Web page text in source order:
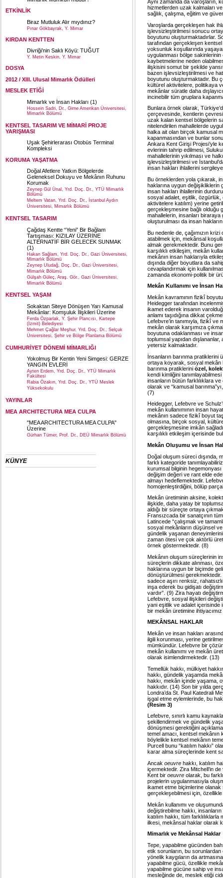
ETKİNLİK
Biraz Mutluluk Alır mıydınız?
Pınar Gökbayrak, Y. Mimar
KIRDAN KENTTEN
Divriği’nin Saklı Köyü: TUĞUT
Y. Metin Keskin, Y. Mimar
DOSYA
2012 / XIII. Ulusal Mimarlık Ödülleri
MESLEK ETİĞİ
Mimarlık ve İnsan Hakları (1)
Hossein Sadri, Dr., Girne Amerikan Üniversitesi,
Mimarlık Bölümü
KENTSEL TASARIM VE MİMARİ PROJE
YARIŞMASI
Uşak Şehirlerarası Otobüs Terminal
Kompleksi
KORUMA YAŞATMA
Doğal Afetlere Yatkın Bölgelerde
Geleneksel Dokuyu ve Mekânın Ruhunu
Korumak
Zeynep Gül Ünal, Yrd. Doç. Dr., YTÜ Mimarlık
Bölümü
Meltem Vatan, Yrd. Doç. Dr., İstanbul Aydın
Üniversitesi, Mimarlık Bölümü
KENTSEL TASARIM
Çağdaş Kentte “Yeni” Bir Bağlam
Tartışması: KIZILAY ÜZERİNE
ALTERNATİF BİR GELECEK SUNMAK
(1)
Hakan Sağlam, Yrd. Doç. Dr., Gazi Üniversitesi,
Mimarlık Bölümü
Zeynep Uludağ, Doç. Dr., Gazi Üniversitesi,
Mimarlık Bölümü
Gülşah Güleç, Araş. Gör., Gazi Üniversitesi,
Mimarlık Bölümü
KENTSEL YAŞAM
Sokaktan Siteye Dönüşen Yarı Kamusal
Mekânlar: Komşuluk İlişkileri Üzerine
Ferda Özparlak, Y. Şehir Plancısı, Kartepe
(İzmit) Belediyesi
Mehmet Çağlar Meşhur, Yrd. Doç. Dr., Selçuk
Üniversitesi, Şehir ve Bölge Planlama Bölümü
CUMHURİYET DÖNEMİ MİMARLIĞI
Yokolmuş Bir Kentin Yeni Simgesi: GERZE
YANGIN EVLERİ
Ayten Erdem, Yrd. Doç. Dr., YTÜ Mimarlık
Fakültesi
Rabia Özakın, Yrd. Doç. Dr., YTÜ Meslek
Yüksekokulu
YAYINLAR
MEA ARCHITECTURA MEA CULPA
"MEA ARCHITECTURA MEA CULPA"
Üzerine
Gürhan Tümer, Prof. Dr., DEÜ Mimarlık Bölümü
KÜNYE
Aynı zamanda da varoşların,
hizmetlerden uzak kalmaları
sağlık, çalışma, eğitim ve
Varoşlarda gerçekleşen hak
işlevsizleştirilmesi sonucu
boyutunu oluşturmaktadırlar.
tarafından gerçekleşen
yoksunluk koşullarında
uygulanması bölge
kaybetmelerine neden
ilişkisini somut bir şekilde
bazen işlevsizleştirilmesi ve
boyutunu oluşturmaktadır. Bu
kültürel aktivitelere, politikaya
mekânlar süratle daha
incinebilir tüm gruplara
Bunlara örnek olarak,
çerçevesinde, kentlerin
uzak kalan kentsel bölgelerin
nitelendirilen mahallelerde
halka ait olan birçok kamusal
kapanmasından ve bunlar
Ankara Kent Girişi Projesi’yle
evlerinin tahrip edilmesi,
mahallelerinin yıkılması ve
işlevsizleştirilmesi ve
insan hakları ihlallerini
Bu örneklerden yola çıkarak,
haklarına uygun değişikliklerin
insan hakları ihlallerinin
sosyal adalet, eşitlik, özgürlük,
aktivitelere katılım) yerine
gerçekleşmesine bağlı olduğu
mahallelerin, insanları
oluşturulması da insan
Bu nedenle de, çağımızın
atabilmek için, mekânsal
almak gerekmektedir. Bunu
karşılıklı etkileşim, mekân
mekânın insan haklarıyla
dışında diğer boyutlara da
cevaplandırmak için
zamanda ekonomi-politik bir
Mekân Kullanımı ve İnsan
Mekân kavramının fizikî
Heidegger tarafından
ikamet ederek insanın
anlamı taşıdığına dikkat
Lefebvre’in tanımıyla, fizikî ve
mekân olarak karşımıza
boyutuna odaklanması ve
toplumsal yapıdan
yetersiz kalmaktadır.
İnsanların barınma pratiklerini
ortaya koyarak, sosyal mekân
barınma pratiklerini özel,
kendi kimliğini
insanların bütün farklılıklara
olarak ve “kamusal
(7)
Heidegger, Lefebvre ve
mekân kullanımının insan
mekânın sadece fizikî boyut
olmasına, birçok sosyal,
gerçekleşmesine imkân
karşılıklı etkileşim içerisinde
Mekân Oluşumu ve İnsan
Doğal oluşum süreci dışında,
farklı kategoride
kurumsal bilginin
değişim değeri ve rant elde
almayı hedeflemektedir.
homojenleştirdiğini, bölüp
Mekân üretiminin aksine,
ilişkide, daha yatay bir
aldığı bir süreçte ortaya
Fransızcada bir sanatçının
Latincede “çalışmak ve
sosyal mekânların düşünsel
gündelik yaşanan
zaman ötesi ve çok aktörlü
örnek göstermektedir. (8)
Mekânın oluşum süreçlerinin
süreçlerin dikkate alınması,
haklarına uygun bir biçimde
dönüştürülmesi gerekmektedir.
sadece aşırı renksiz,
inşa ederek bu gidişatı
vardır”. (9) Zira hayatı
Lefebvre, sosyal ilişkileri
yani eşitlik ve adalet içerisinde
bir mekân üretimine
MEKÂNSAL HAKLAR
Mekân ve insan hakları
ilgili korunması, yerine
mümkündür. Lefebvre bir
mekân kullanımı ve mekân
olarak isimlendirmektedir. (13)
Temellük hakkı, mülkiyet
hakkı, gündelik yaşamda
hakkı, mekân içinde yaşama,
hakkıdır. (14) Son bir yılda
Londra’da St. Paul Katedrali
işgal etme eylemlerinde, bu
(Resim 3)
Lefebvre, sınırlı kamu
şekillendirmek ve gündelik
dönüşmesi gerektiğini
temel amacı, kentsel
böylelikle kentsel mekânın
Purcell bunu “katılım hakkı”
karar alma süreçlerinde kent
Ancak oeuvre hakkı, katılım
içermektedir. Zira Mitchell’in
Kent bir oeuvre olarak, bu
projelerin uygulanmasıyla
ikamet etme biçimlerine olanak
gerçekleşebilmesi için,
Mekân kullanımı ve
değiştirebilme hakkı,
katılım hakkı, tüm
ilkesi, mekânsal haklar olarak
Mimarlık ve Mekânsal Haklar
Tepe, yapabilme gücünden
etik sorunların, bu sorunlardan
yönelik kaygıların da
yapabilme gücü, özellikle
yapabilme gücüne sahip ve
mesleğinde de, meslek etiği